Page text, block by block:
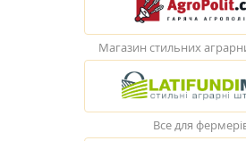
Магазин стильних
Все для